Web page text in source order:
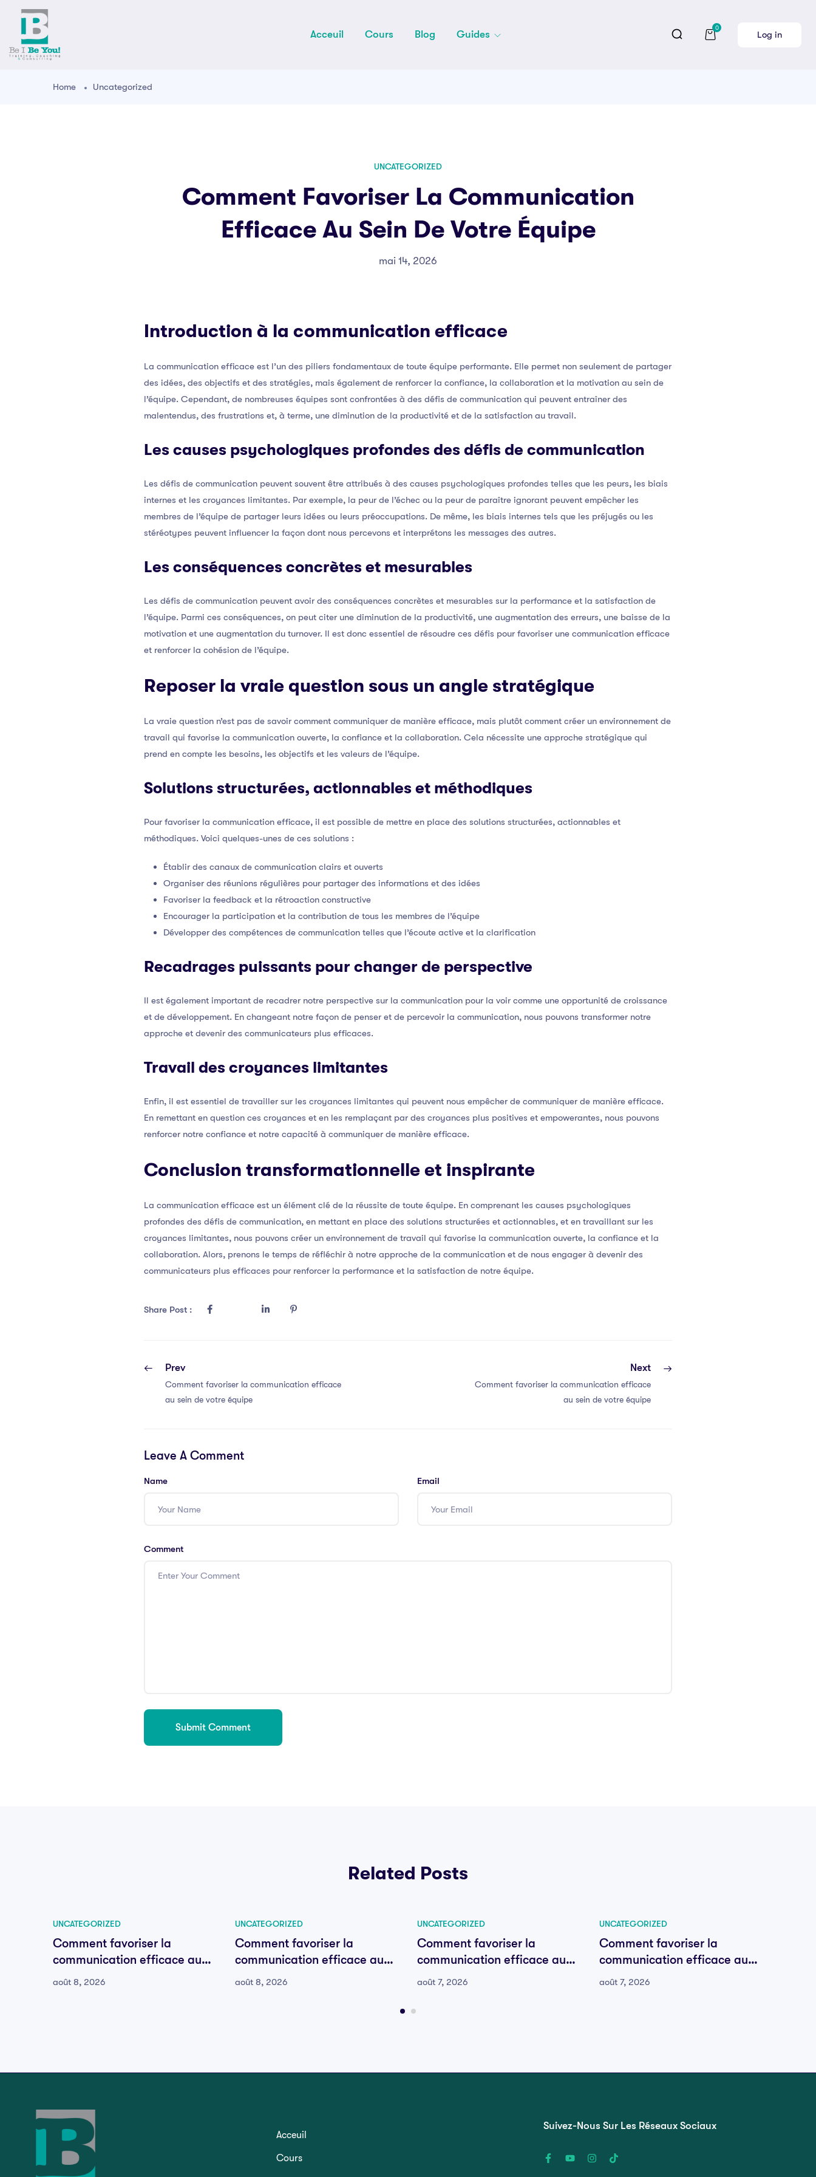
Acceuil Cours Blog Guides
0
Log in
Home Uncategorized
UNCATEGORIZED
Comment Favoriser La Communication
Efficace Au Sein De Votre Équipe
mai 14, 2026
Introduction à la communication efficace
La communication efficace est l’un des piliers fondamentaux de toute équipe performante. Elle permet non seulement de partager
des idées, des objectifs et des stratégies, mais également de renforcer la confiance, la collaboration et la motivation au sein de
l’équipe. Cependant, de nombreuses équipes sont confrontées à des défis de communication qui peuvent entraîner des
malentendus, des frustrations et, à terme, une diminution de la productivité et de la satisfaction au travail.
Les causes psychologiques profondes des défis de communication
Les défis de communication peuvent souvent être attribués à des causes psychologiques profondes telles que les peurs, les biais
internes et les croyances limitantes. Par exemple, la peur de l’échec ou la peur de paraître ignorant peuvent empêcher les
membres de l’équipe de partager leurs idées ou leurs préoccupations. De même, les biais internes tels que les préjugés ou les
stéréotypes peuvent influencer la façon dont nous percevons et interprétons les messages des autres.
Les conséquences concrètes et mesurables
Les défis de communication peuvent avoir des conséquences concrètes et mesurables sur la performance et la satisfaction de
l’équipe. Parmi ces conséquences, on peut citer une diminution de la productivité, une augmentation des erreurs, une baisse de la
motivation et une augmentation du turnover. Il est donc essentiel de résoudre ces défis pour favoriser une communication efficace
et renforcer la cohésion de l’équipe.
Reposer la vraie question sous un angle stratégique
La vraie question n’est pas de savoir comment communiquer de manière efficace, mais plutôt comment créer un environnement de
travail qui favorise la communication ouverte, la confiance et la collaboration. Cela nécessite une approche stratégique qui
prend en compte les besoins, les objectifs et les valeurs de l’équipe.
Solutions structurées, actionnables et méthodiques
Pour favoriser la communication efficace, il est possible de mettre en place des solutions structurées, actionnables et
méthodiques. Voici quelques-unes de ces solutions :
Établir des canaux de communication clairs et ouverts
Organiser des réunions régulières pour partager des informations et des idées
Favoriser la feedback et la rétroaction constructive
Encourager la participation et la contribution de tous les membres de l’équipe
Développer des compétences de communication telles que l’écoute active et la clarification
Recadrages puissants pour changer de perspective
Il est également important de recadrer notre perspective sur la communication pour la voir comme une opportunité de croissance
et de développement. En changeant notre façon de penser et de percevoir la communication, nous pouvons transformer notre
approche et devenir des communicateurs plus efficaces.
Travail des croyances limitantes
Enfin, il est essentiel de travailler sur les croyances limitantes qui peuvent nous empêcher de communiquer de manière efficace.
En remettant en question ces croyances et en les remplaçant par des croyances plus positives et empowerantes, nous pouvons
renforcer notre confiance et notre capacité à communiquer de manière efficace.
Conclusion transformationnelle et inspirante
La communication efficace est un élément clé de la réussite de toute équipe. En comprenant les causes psychologiques
profondes des défis de communication, en mettant en place des solutions structurées et actionnables, et en travaillant sur les
croyances limitantes, nous pouvons créer un environnement de travail qui favorise la communication ouverte, la confiance et la
collaboration. Alors, prenons le temps de réfléchir à notre approche de la communication et de nous engager à devenir des
communicateurs plus efficaces pour renforcer la performance et la satisfaction de notre équipe.
Share Post :
Prev
Comment favoriser la communication efficace
au sein de votre équipe
Next
Comment favoriser la communication efficace
au sein de votre équipe
Leave A Comment
Name Email
Comment
Related Posts
UNCATEGORIZED
Comment favoriser la
communication efficace au
sein de votre équipe
août 8, 2026
UNCATEGORIZED
Comment favoriser la
communication efficace au
sein de votre équipe
août 8, 2026
UNCATEGORIZED
Comment favoriser la
communication efficace au
sein de votre équipe
août 7, 2026
UNCATEGORIZED
Comment favoriser la
communication efficace au
sein de votre équipe
août 7, 2026
Acceuil
Cours
Suivez-Nous Sur Les Réseaux Sociaux